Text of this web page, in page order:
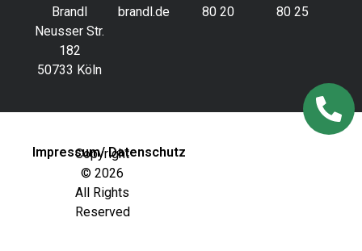
Brandl
Neusser Str.
182
50733 Köln
brandl.de
80 20
80 25
Impressum/ Datenschutz
Copyright
© 2026
All Rights
Reserved